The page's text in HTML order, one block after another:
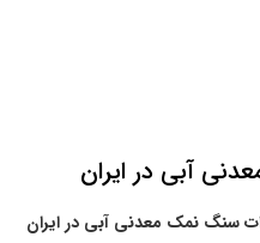
آبی در ایران
سنگ نمک معدنی آبی در ایران